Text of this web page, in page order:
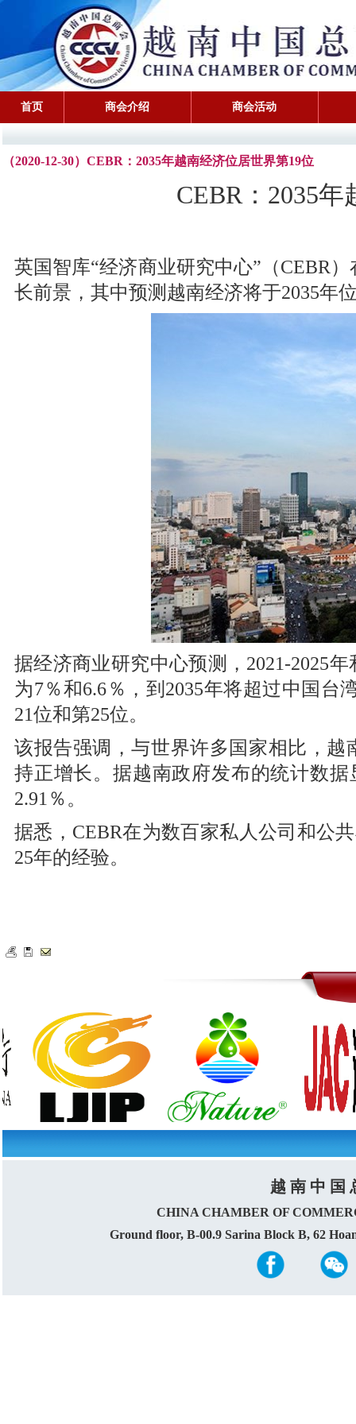
首页 商会介绍 商会活动
（2020-12-30）CEBR：2035年越南经济位居世界第19位
CEBR：2035
英国智库“经济商业研究中心”（CEBR
长前景，其中预测越南经济将于2035年
据经济商业研究中心预测，2021-2025
为7％和6.6％，到2035年将超过中国
21位和第25位。
该报告强调，与世界许多国家相比，越
持正增长。据越南政府发布的统计数
2.91％。
据悉，CEBR在为数百家私人公司和公
25年的经验。
越 南 中 国
CHINA CHAMBER OF
Ground floor, B-00.9 Sarina Block B, 62